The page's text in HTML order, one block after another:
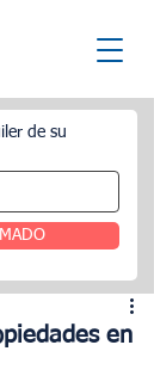
de su
en